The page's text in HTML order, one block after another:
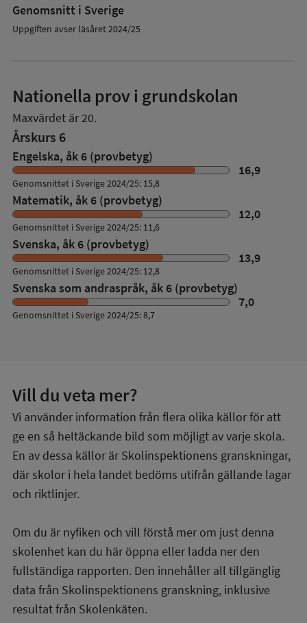
Genomsnitt i Sverige
Uppgiften avser läsåret 2024/25
Nationella prov i grundskolan
Maxvärdet är 20.
Årskurs 6
Engelska, åk 6 (provbetyg)
16,9
Genomsnittet i Sverige 2024/25: 15,8
Matematik, åk 6 (provbetyg)
12,0
Genomsnittet i Sverige 2024/25: 11,6
Svenska, åk 6 (provbetyg)
13,9
Genomsnittet i Sverige 2024/25: 12,8
Svenska som andraspråk, åk 6 (provbetyg)
7,0
Genomsnittet i Sverige 2024/25: 8,7
Vill du veta mer?
Vi använder information från flera olika källor för att
ge en så heltäckande bild som möjligt av varje skola.
En av dessa källor är Skolinspektionens granskningar,
där skolor i hela landet bedöms utifrån gällande lagar
och riktlinjer.
Om du är nyfiken och vill förstå mer om just denna
skolenhet kan du här öppna eller ladda ner den
fullständiga rapporten. Den innehåller all tillgänglig
data från Skolinspektionens granskning, inklusive
resultat från Skolenkäten.